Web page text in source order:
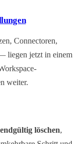
Connectoren,
liegen jetzt in einem
weiter.
endgültig löschen,